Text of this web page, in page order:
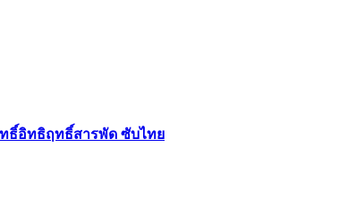
สิทธิ์อิทธิฤทธิ์สารพัด ซับไทย